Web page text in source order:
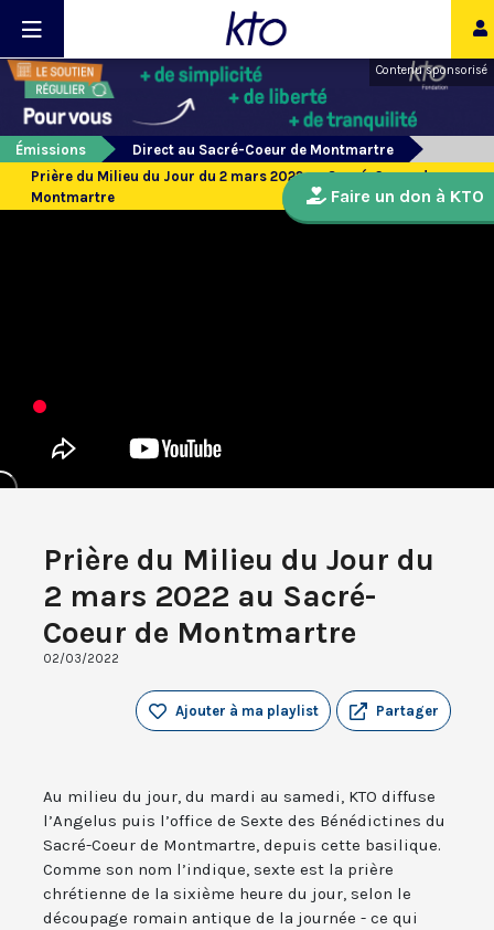
Contenu sponsorisé
Émissions
Direct au Sacré-Coeur de Montmartre
Prière du Milieu du Jour du 2 mars 2022 au Sacré-Coeur de
Montmartre
Prière du Milieu du Jour du
2 mars 2022 au Sacré-
Coeur de Montmartre
02/03/2022
Partager
Ajouter à ma playlist
Au milieu du jour, du mardi au samedi, KTO diffuse
l’Angelus puis l’office de Sexte des Bénédictines du
Sacré-Coeur de Montmartre, depuis cette basilique.
Comme son nom l’indique, sexte est la prière
chrétienne de la sixième heure du jour, selon le
découpage romain antique de la journée - ce qui
Faire un don à KTO